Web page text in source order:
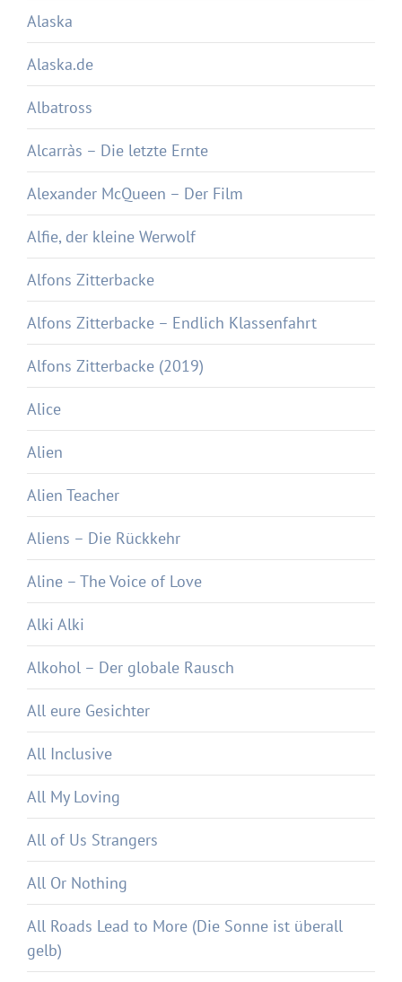
Alaska
Alaska.de
Albatross
Alcarràs – Die letzte Ernte
Alexander McQueen – Der Film
Alfie, der kleine Werwolf
Alfons Zitterbacke
Alfons Zitterbacke – Endlich Klassenfahrt
Alfons Zitterbacke (2019)
Alice
Alien
Alien Teacher
Aliens – Die Rückkehr
Aline – The Voice of Love
Alki Alki
Alkohol – Der globale Rausch
All eure Gesichter
All Inclusive
All My Loving
All of Us Strangers
All Or Nothing
All Roads Lead to More (Die Sonne ist überall
gelb)